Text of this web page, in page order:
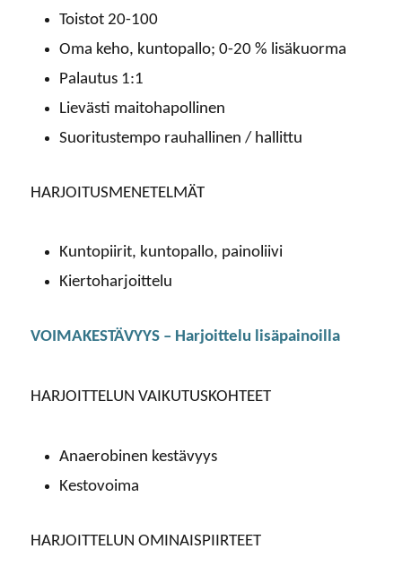
Toistot 20-100
Oma keho, kuntopallo; 0-20 % lisäkuorma
Palautus 1:1
Lievästi maitohapollinen
Suoritustempo rauhallinen / hallittu
HARJOITUSMENETELMÄT
Kuntopiirit, kuntopallo, painoliivi
Kiertoharjoittelu
VOIMAKESTÄVYYS – Harjoittelu lisäpainoilla
HARJOITTELUN VAIKUTUSKOHTEET
Anaerobinen kestävyys
Kestovoima
HARJOITTELUN OMINAISPIIRTEET